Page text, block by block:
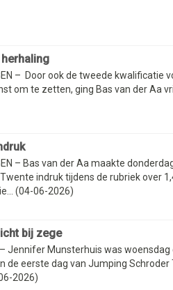
– Door ook de tweede kwalificatie
om te zetten, ging Bas van der Aa
– Bas van der Aa maakte
indruk tijdens de rubriek over
(04-06-2026)
bij zege
– Jennifer Munsterhuis was
de eerste dag van Jumping Schroder
2026)